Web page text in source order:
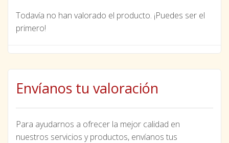
Todavía no han valorado el producto. ¡Puedes ser el
primero!
Envíanos tu valoración
Para ayudarnos a ofrecer la mejor calidad en
nuestros servicios y productos, envíanos tus